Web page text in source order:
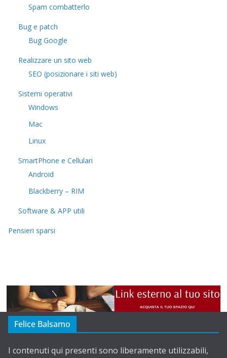
Spam combatterlo
Bug e patch
Bug Google
Realizzare un sito web
SEO (posizionare i siti web)
Sistemi operativi
Windows
Mac
Linux
SmartPhone e Cellulari
Android
Blackberry – RIM
Software & APP utili
Pensieri sparsi
Felice Balsamo
I contenuti qui presenti sono liberamente utilizzabili,